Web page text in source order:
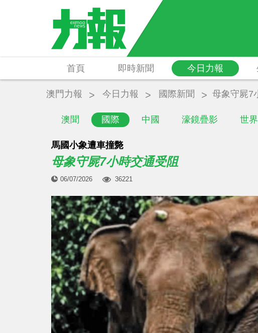
首頁 即時新聞 今日力報
澳聞 國際 中國 濠鏡疊影 世
澳門力報 今日力報 國際新聞 母象守屍7
馬國小象遭車撞斃
母象守屍7小時交通受阻
06/07/2026 36221